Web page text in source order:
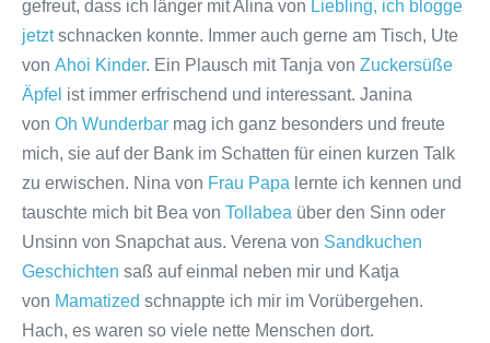
gefreut, dass ich länger mit Alina von Liebling, ich blogge
jetztschnacken konnte. Immer auch gerne am Tisch, Ute
von Ahoi Kinder. Ein Plausch mit Tanja von Zuckersüße
Äpfel ist immer erfrischend und interessant. Janina
von Oh Wunderbar mag ich ganz besonders und freute
mich, sie auf der Bank im Schatten für einen kurzen Talk
zu erwischen. Nina von Frau Papa lernte ich kennen und
tauschte mich bit Bea von Tollabea über den Sinn oder
Unsinn von Snapchat aus. Verena von Sandkuchen
Geschichten saß auf einmal neben mir und Katja
von Mamatized schnappte ich mir im Vorübergehen.
Hach, es waren so viele nette Menschen dort.